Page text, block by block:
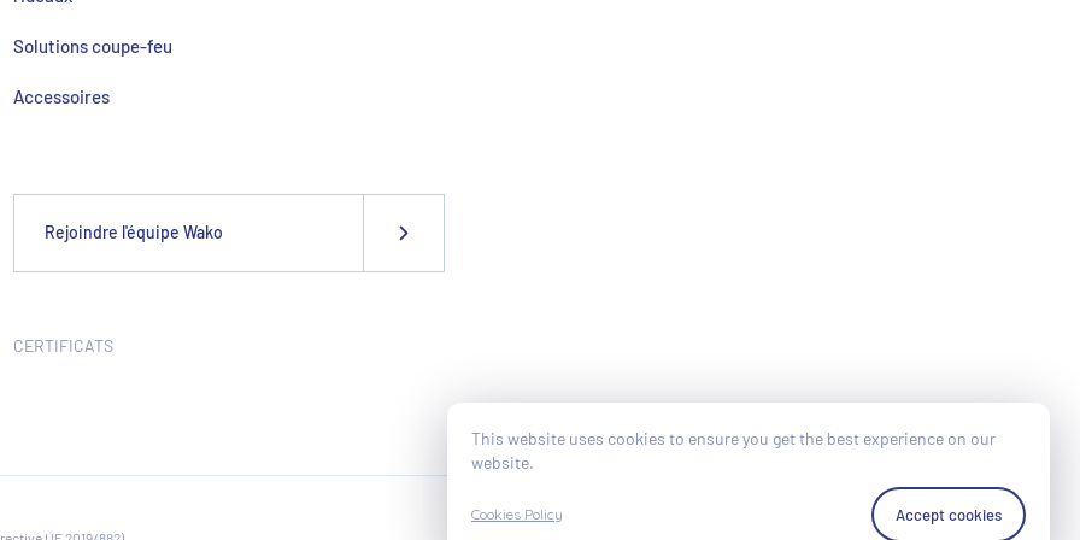
Solutions coupe-feu
Accessoires
Rejoindre l'équipe Wako
CERTIFICATS
This website uses cookies to ensure you get the best experience on our
website.
Cookies Policy Accept cookies